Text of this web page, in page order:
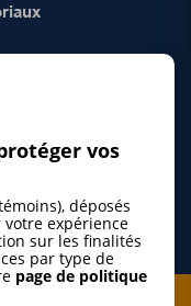
vos
déposés
votre expérience
sur les finalités
par type de
page de politique